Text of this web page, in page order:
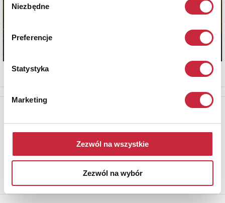
zgody
Niezbędne
Preferencje
Statystyka
Marketing
Zezwól na wszystkie
Zezwól na wybór